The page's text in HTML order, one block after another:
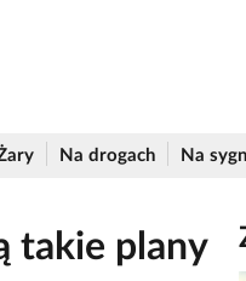
Na drogach Na
takie plany